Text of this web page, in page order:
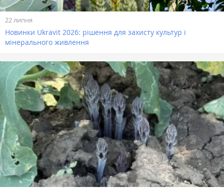
22 липня
Новинки Ukravit 2026: рішення для захисту культур і
мінерального живлення